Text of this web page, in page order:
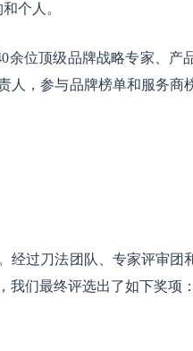
个人。
余位顶级品牌战略专家、产
人，参与品牌榜单和服务商
经过刀法团队、专家评审团
们最终评选出了如下奖项：